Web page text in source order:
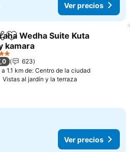
Ver precios
Agregar a favoritos
Wedha Suite Kuta
kamara
623
a 1.1 km de: Centro de la ciudad
Vistas al jardín y la terraza
Ver precios